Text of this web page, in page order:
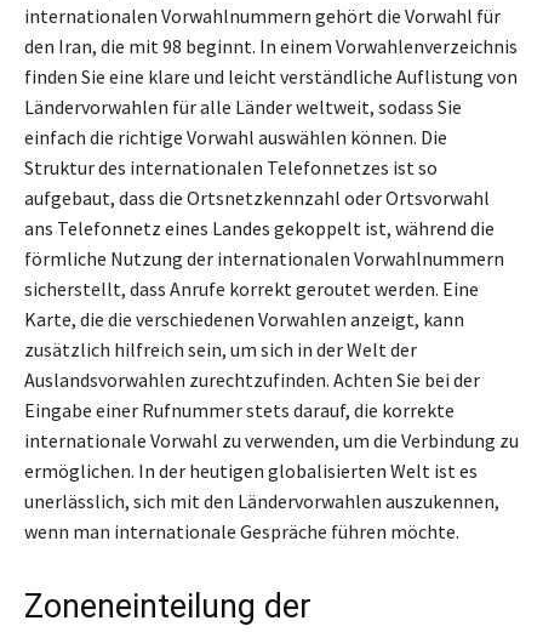
internationalen Vorwahlnummern gehört die Vorwahl für
den Iran, die mit 98 beginnt. In einem Vorwahlenverzeichnis
finden Sie eine klare und leicht verständliche Auflistung von
Ländervorwahlen für alle Länder weltweit, sodass Sie
einfach die richtige Vorwahl auswählen können. Die
Struktur des internationalen Telefonnetzes ist so
aufgebaut, dass die Ortsnetzkennzahl oder Ortsvorwahl
ans Telefonnetz eines Landes gekoppelt ist, während die
förmliche Nutzung der internationalen Vorwahlnummern
sicherstellt, dass Anrufe korrekt geroutet werden. Eine
Karte, die die verschiedenen Vorwahlen anzeigt, kann
zusätzlich hilfreich sein, um sich in der Welt der
Auslandsvorwahlen zurechtzufinden. Achten Sie bei der
Eingabe einer Rufnummer stets darauf, die korrekte
internationale Vorwahl zu verwenden, um die Verbindung zu
ermöglichen. In der heutigen globalisierten Welt ist es
unerlässlich, sich mit den Ländervorwahlen auszukennen,
wenn man internationale Gespräche führen möchte.
Zoneneinteilung der